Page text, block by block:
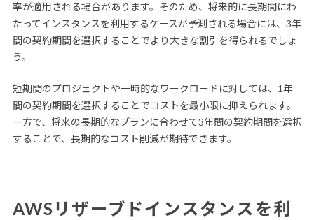
率が適用される場合があります。そのため、将来的に長期間にわ
たってインスタンスを利用するケースが予測される場合には、3年
間の契約期間を選択することでより大きな割引を得られるでしょ
う。
短期間のプロジェクトや一時的なワークロードに対しては、1年
間の契約期間を選択することでコストを最小限に抑えられます。
一方で、将来の長期的なプランに合わせて3年間の契約期間を選択
することで、長期的なコスト削減が期待できます。
AWSリザーブドインスタンスを利